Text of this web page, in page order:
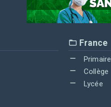
France
Primaire
Collège
Lycée